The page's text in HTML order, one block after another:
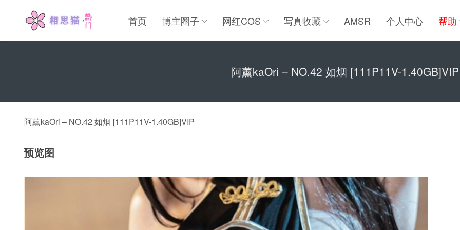
首页 博主圈子 网红COS 写真收藏 AMSR 个人中心 帮助
阿薰kaOri – NO.42 如烟 [111P11V-1.40GB]VIP
阿薰kaOri – NO.42 如烟 [111P11V-1.40GB]VIP
预览图